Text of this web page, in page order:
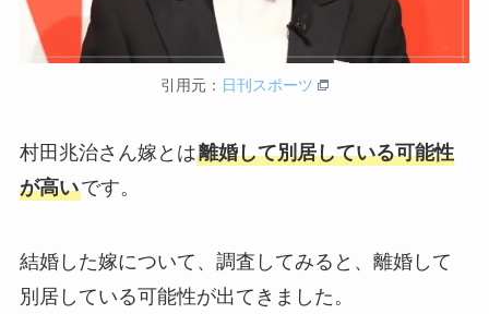
引用元： 日刊スポーツ
村田兆治さん嫁とは離婚して別居している可能性
が高いです。
結婚した嫁について、調査してみると、離婚して
別居している可能性が出てきました。